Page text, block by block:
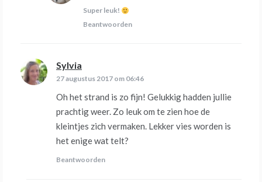
Super leuk!
Beantwoorden
Sylvia
27 augustus 2017 om 06:46
Oh het strand is zo fijn! Gelukkig hadden jullie
prachtig weer. Zo leuk om te zien hoe de
kleintjes zich vermaken. Lekker vies worden is
het enige wat telt?
Beantwoorden